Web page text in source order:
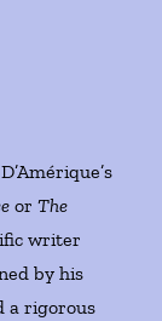
orThe
writer
by his
a rigorous